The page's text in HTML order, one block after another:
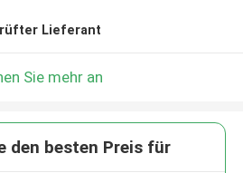
Lieferant
Sie mehr an
den besten Preis für